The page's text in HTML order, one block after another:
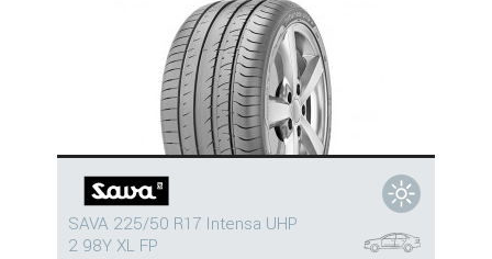
SAVA 225/50 R17 Intensa UHP
2 98Y XL FP